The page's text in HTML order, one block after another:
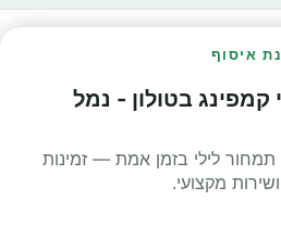
איסוף
קמפינג בטולון - נמל
לילי בזמן אמת — זמינות
מקצועי.